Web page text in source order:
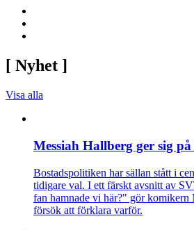
[ Nyhet ]
Visa alla
Messiah Hallberg ger sig
Bostadspolitiken har sällan stått i
tidigare val. I ett färskt avsnitt av
fan hamnade vi här?" gör komikern
försök att förklara varför.